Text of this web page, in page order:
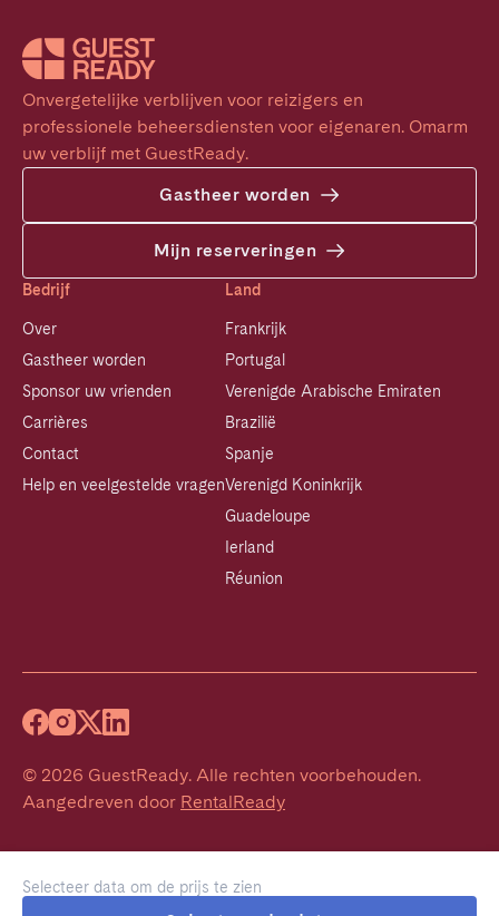
Selecteer data om de prijs te zien
Onvergetelijke verblijven voor reizigers en
professionele beheersdiensten voor eigenaren. Omarm
uw verblijf met GuestReady.
Gastheer worden
Mijn reserveringen
Bedrijf
Over
Gastheer worden
Sponsor uw vrienden
Carrières
Contact
Help en veelgestelde vragen
Land
Frankrijk
Portugal
Verenigde Arabische Emiraten
Brazilië
Spanje
Verenigd Koninkrijk
Guadeloupe
Ierland
Réunion
© 2026 GuestReady. Alle rechten voorbehouden.
Aangedreven door RentalReady